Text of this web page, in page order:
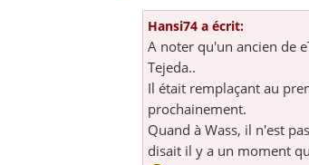
Hansi74 a écrit:
A noter qu'un ancien de
Tejeda..
Il était remplaçant au
prochainement.
Quand à Wass, il n'est
disait il y a un moment